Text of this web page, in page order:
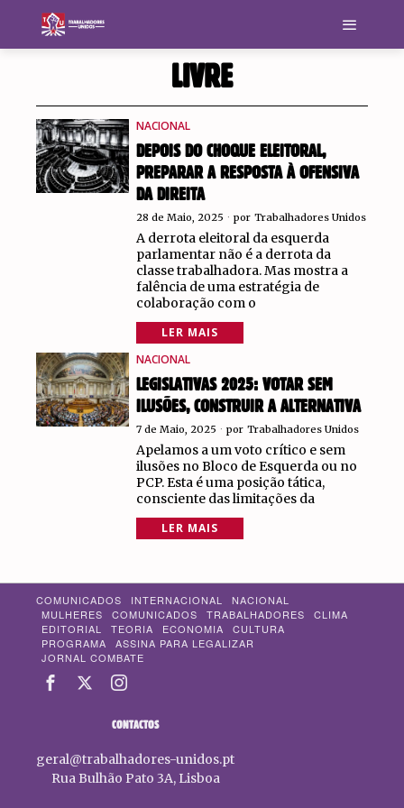
LIVRE
NACIONAL
DEPOIS DO CHOQUE ELEITORAL,
PREPARAR A RESPOSTA À OFENSIVA
DA DIREITA
28 de Maio, 2025 por Trabalhadores Unidos
A derrota eleitoral da esquerda
parlamentar não é a derrota da
classe trabalhadora. Mas mostra a
falência de uma estratégia de
colaboração com o
LER MAIS
NACIONAL
LEGISLATIVAS 2025: VOTAR SEM
ILUSÕES, CONSTRUIR A ALTERNATIVA
7 de Maio, 2025 por Trabalhadores Unidos
Apelamos a um voto crítico e sem
ilusões no Bloco de Esquerda ou no
PCP. Esta é uma posição tática,
consciente das limitações da
LER MAIS
COMUNICADOS INTERNACIONAL
NACIONAL
MULHERES
COMUNICADOS TRABALHADORES
CLIMA
EDITORIAL
TEORIA ECONOMIA
CULTURA
PROGRAMA
ASSINA PARA LEGALIZAR
JORNAL COMBATE
CONTACTOS
geral@trabalhadores-unidos.pt
Rua Bulhão Pato 3A, Lisboa